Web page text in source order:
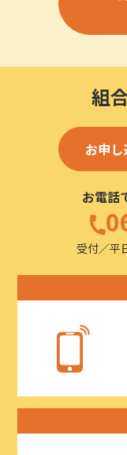
組
お申
お電話
受付／平